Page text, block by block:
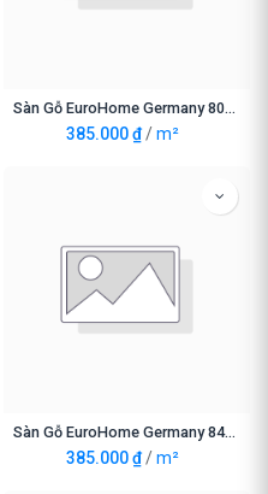
Sàn Gỗ EuroHome Germany 8072
385.000₫ /m²
Sàn Gỗ EuroHome Germany 8459
385.000₫ /m²